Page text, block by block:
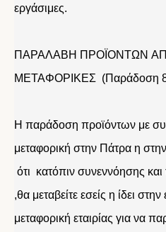
εργάσιμες.
ΠΑΡΑΛΑΒΗ ΠΡΟΪΟΝΤΩΝ
ΜΕΤΑΦΟΡΙΚΕΣ (Παράδοση 8-
Η παράδοση προϊόντων με
μεταφορική στην Πάτρα η
ότι κατόπιν συνεννόησης και
,θα μεταβείτε εσείς η ίδει
μεταφορική εταιρίας για να